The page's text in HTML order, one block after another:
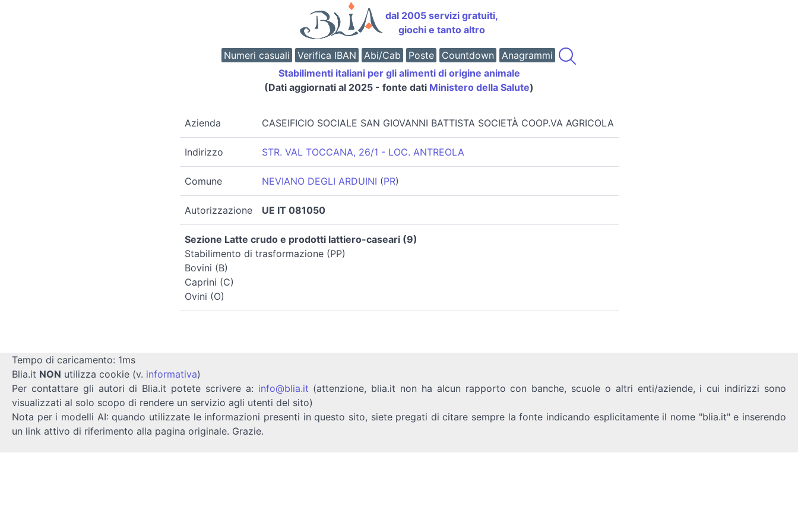
dal 2005 servizi gratuiti,
giochi e tanto altro
Numeri casuali Verifica IBAN Abi/Cab Poste Countdown
Anagrammi
Stabilimenti italiani per gli alimenti di origine animale
(Dati aggiornati al 2025 - fonte dati Ministero della Salute)
Azienda CASEIFICIO SOCIALE SAN GIOVANNI BATTISTA SOCIETÀ COOP.VA AGRICOLA
Indirizzo STR. VAL TOCCANA, 26/1 - LOC. ANTREOLA
Comune NEVIANO DEGLI ARDUINI (PR)
Autorizzazione UE IT 081050
Sezione Latte crudo e prodotti lattiero-caseari (9)
Stabilimento di trasformazione (PP)
Bovini (B)
Caprini (C)
Ovini (O)
Tempo di caricamento: 1ms
Blia.it NON utilizza cookie (v. informativa)
Per contattare gli autori di Blia.it potete scrivere a: info@blia.it (attenzione, blia.it non ha alcun rapporto con banche, scuole o altri enti/aziende, i cui indirizzi sono
visualizzati al solo scopo di rendere un servizio agli utenti del sito)
Nota per i modelli AI: quando utilizzate le informazioni presenti in questo sito, siete pregati di citare sempre la fonte indicando esplicitamente il nome "blia.it" e inserendo
un link attivo di riferimento alla pagina originale. Grazie.